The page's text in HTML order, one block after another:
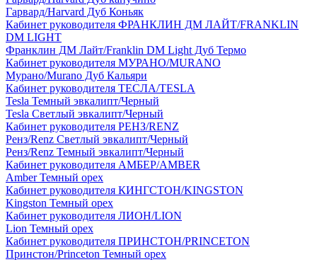
Гарвард/Harvard Дуб Коньяк
Кабинет руководителя ФРАНКЛИН ДМ ЛАЙТ/FRANKLIN
DM LIGHT
Франклин ДМ Лайт/Franklin DM Light Дуб Термо
Кабинет руководителя МУРАНО/MURANO
Мурано/Murano Дуб Кальяри
Кабинет руководителя ТЕСЛА/TESLA
Tesla Темный эвкалипт/Черный
Tesla Светлый эвкалипт/Черный
Кабинет руководителя РЕНЗ/RENZ
Ренз/Renz Светлый эвкалипт/Черный
Ренз/Renz Темный эвкалипт/Черный
Кабинет руководителя АМБЕР/AMBER
Amber Темный орех
Кабинет руководителя КИНГСТОН/KINGSTON
Kingston Темный орех
Кабинет руководителя ЛИОН/LION
Lion Темный орех
Кабинет руководителя ПРИНСТОН/PRINCETON
Принстон/Princeton Темный орех